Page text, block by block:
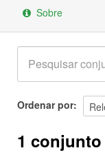
Sobre
Ordenar por
1